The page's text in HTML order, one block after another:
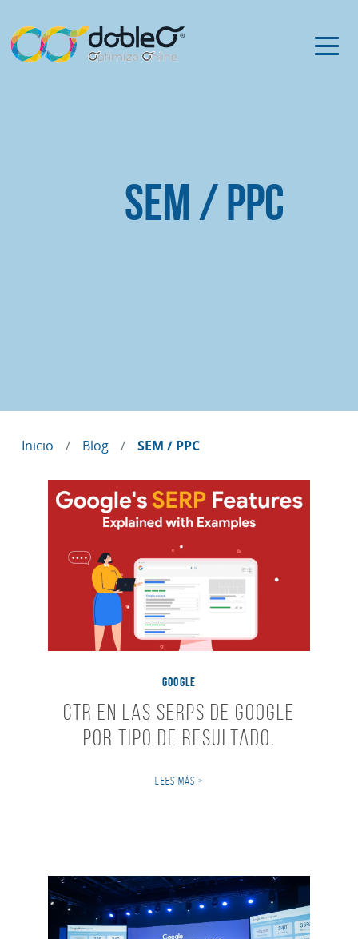
SEM / PPC
Inicio Blog SEM / PPC
GOOGLE
CTR en las SERPs de Google
por Tipo de Resultado.
LEES MÁS >